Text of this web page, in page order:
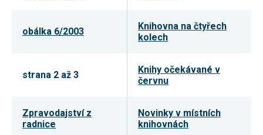
obálka 6/2003
Knihovna na čtyřech
kolech
strana 2 až 3
Knihy očekávané v
červnu
Zpravodajství z
radnice
Novinky v místních
knihovnách
Technické
cookies jsou
nezbytné pro
správné
funkcí, které
nabízí.
Nepožadujeme